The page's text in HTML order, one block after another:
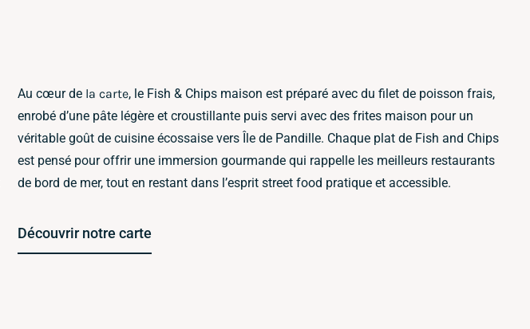
Au cœur de la carte, le Fish & Chips maison est préparé avec du filet de poisson frais,
enrobé d’une pâte légère et croustillante puis servi avec des frites maison pour un
véritable goût de cuisine écossaise vers Île de Pandille. Chaque plat de Fish and Chips
est pensé pour offrir une immersion gourmande qui rappelle les meilleurs restaurants
de bord de mer, tout en restant dans l’esprit street food pratique et accessible.
Découvrir notre carte